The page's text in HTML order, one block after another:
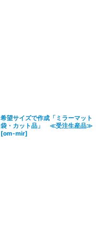
希望サイズで作成「ミラーマット
袋・カット品」 ≪受注生産品≫
[om-mir]